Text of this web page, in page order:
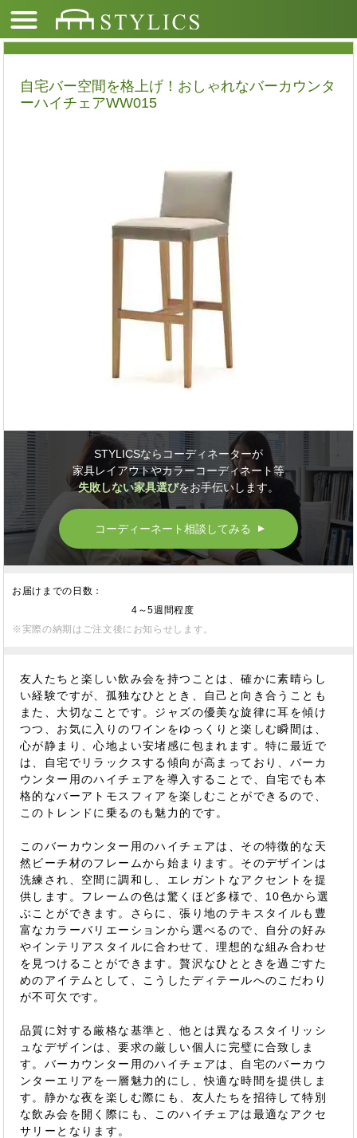
自宅バー空間を格上げ！おしゃれなバーカウンタ
ーハイチェアWW015
STYLICSならコーディネーターが
家具レイアウトやカラーコーディネート等
失敗しない家具選びをお手伝いします。
コーディーネート相談してみる ▲
お届けまでの日数：
4～5週間程度
※実際の納期はご注文後にお知らせします。
友人たちと楽しい飲み会を持つことは、確かに素晴らし
い経験ですが、孤独なひととき、自己と向き合うことも
また、大切なことです。ジャズの優美な旋律に耳を傾け
つつ、お気に入りのワインをゆっくりと楽しむ瞬間は、
心が静まり、心地よい安堵感に包まれます。特に最近で
は、自宅でリラックスする傾向が高まっており、バーカ
ウンター用のハイチェアを導入することで、自宅でも本
格的なバーアトモスフィアを楽しむことができるので、
このトレンドに乗るのも魅力的です。
このバーカウンター用のハイチェアは、その特徴的な天
然ビーチ材のフレームから始まります。そのデザインは
洗練され、空間に調和し、エレガントなアクセントを提
供します。フレームの色は驚くほど多様で、10色から選
ぶことができます。さらに、張り地のテキスタイルも豊
富なカラーバリエーションから選べるので、自分の好み
やインテリアスタイルに合わせて、理想的な組み合わせ
を見つけることができます。贅沢なひとときを過ごすた
めのアイテムとして、こうしたディテールへのこだわり
が不可欠です。
品質に対する厳格な基準と、他とは異なるスタイリッシ
ュなデザインは、要求の厳しい個人に完璧に合致しま
す。バーカウンター用のハイチェアは、自宅のバーカウ
ンターエリアを一層魅力的にし、快適な時間を提供しま
す。静かな夜を楽しむ際にも、友人たちを招待して特別
な飲み会を開く際にも、このハイチェアは最適なアクセ
サリーとなります。